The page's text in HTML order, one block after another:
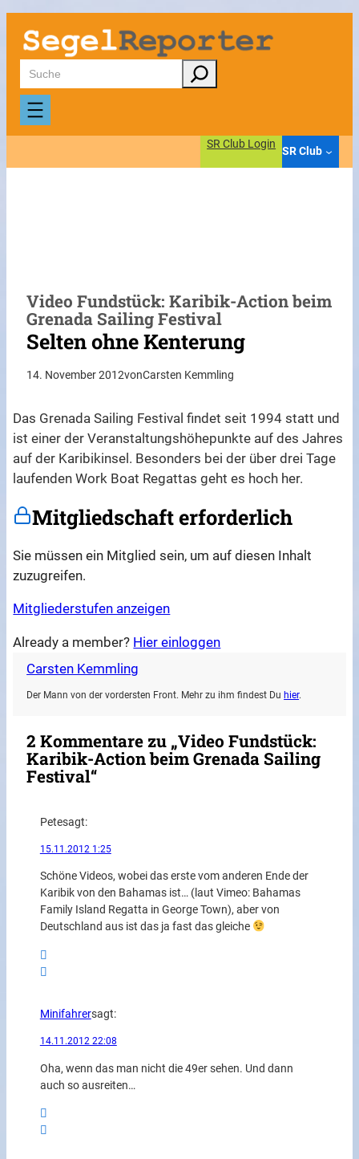
Zum
Inhalt
springen
Suchen
SR Club Login
SR Club
Video Fundstück: Karibik-Action beim
Grenada Sailing Festival
Selten ohne Kenterung
14. November 2012vonCarsten Kemmling
Das Grenada Sailing Festival findet seit 1994 statt und
ist einer der Veranstaltungshöhepunkte auf des Jahres
auf der Karibikinsel. Besonders bei der über drei Tage
laufenden Work Boat Regattas geht es hoch her.
Mitgliedschaft erforderlich
Sie müssen ein Mitglied sein, um auf diesen Inhalt
zuzugreifen.
Mitgliederstufen anzeigen
Already a member? Hier einloggen
Carsten Kemmling
Der Mann von der vordersten Front. Mehr zu ihm findest Du hier.
2 Kommentare zu „Video Fundstück:
Karibik-Action beim Grenada Sailing
Festival“
Petesagt:
15.11.2012 1:25
Schöne Videos, wobei das erste vom anderen Ende der
Karibik von den Bahamas ist… (laut Vimeo: Bahamas
Family Island Regatta in George Town), aber von
Deutschland aus ist das ja fast das gleiche
Minifahrersagt:
14.11.2012 22:08
Oha, wenn das man nicht die 49er sehen. Und dann
auch so ausreiten…